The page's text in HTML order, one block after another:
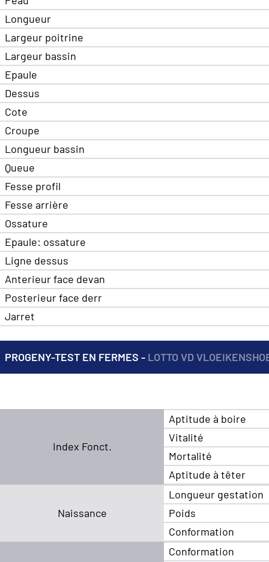
Longueur
Largeur poitrine
Largeur bassin
Epaule
Dessus
Cote
Croupe
Longueur bassin
Queue
Fesse profil
Fesse arrière
Ossature
Epaule: ossature
Ligne dessus
Anterieur face devan
Posterieur face derr
Jarret
PROGENY-TEST EN FERMES - LOTTO VD
Index Fonct.
Aptitude à boire
Vitalité
Mortalité
Aptitude à têter
Naissance
Longueur gestation
Poids
Conformation
Conformation